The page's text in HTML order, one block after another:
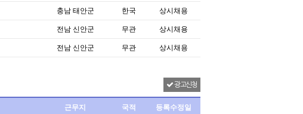
충남 태안군 한국 상시채용
전남 신안군 무관 상시채용
전남 신안군 무관 상시채용
광고신청
근무지 국적 등록수정일